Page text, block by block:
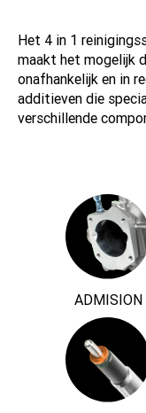
Het 4 in 1
maakt het mogelijk
onafhankelijk en in
additieven die
verschillende
ADMISION